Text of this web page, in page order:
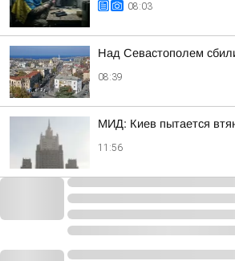
08:03
Над Севастополем
08:39
МИД: Киев пытается
11:56